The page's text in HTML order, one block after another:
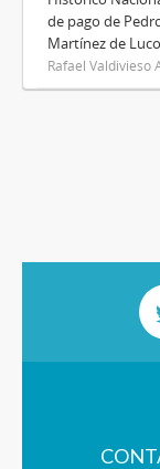
de pago de
Martínez de
Rafael Valdivieso